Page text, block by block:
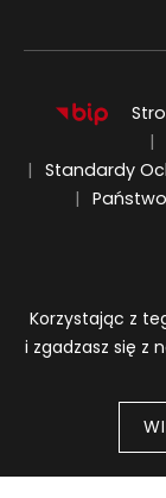
Standardy
Korzystając z
i zgadzasz się z